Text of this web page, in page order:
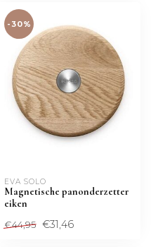
-30%
EVA SOLO
Magnetische panonderzetter
eiken
€44,95 €31,46